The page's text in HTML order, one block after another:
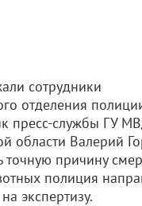
сотрудники
отделения
пресс-службы ГУ
области Валерий
причину
полиция
экспертизу.